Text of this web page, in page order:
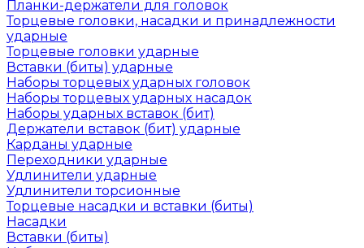
Планки-держатели для головок
Торцевые головки, насадки и принадлежности
ударные
Торцевые головки ударные
Вставки (биты) ударные
Наборы торцевых ударных головок
Наборы торцевых ударных насадок
Наборы ударных вставок (бит)
Держатели вставок (бит) ударные
Карданы ударные
Переходники ударные
Удлинители ударные
Удлинители торсионные
Торцевые насадки и вставки (биты)
Насадки
Вставки (биты)